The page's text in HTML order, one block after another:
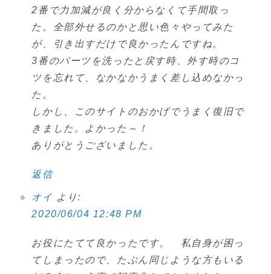
2番で力加減が良く分からなくて手間取っ
た。全部外せるのかと思い色々やってみた
が、引き出すだけで良かったんですね。
3番のパーツを洗ったと戻す時、外す時のコ
ツを忘れて、なかなかうまく差し込めなかっ
た。
しかし、このサイトのおかげでうまく復旧で
きました。よかった～！
ありがとうございました。
返信
オイ より:
2020/06/04 12:48 PM
お役にたてて良かったです。 私自身が困っ
てしまったので、たぶん同じような方もいる